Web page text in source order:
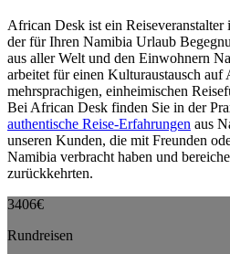
African Desk ist ein
der für Ihren Namibia Urlaub
aus aller Welt und den Einwohnern
arbeitet für einen Kulturaustausch auf
mehrsprachigen, einheimischen
Bei African Desk finden Sie in der
authentische Reise-Erfahrungen aus
unseren Kunden, die mit Freunden
Namibia verbracht haben und
zurückkehrten.
3406€
Rundreisen